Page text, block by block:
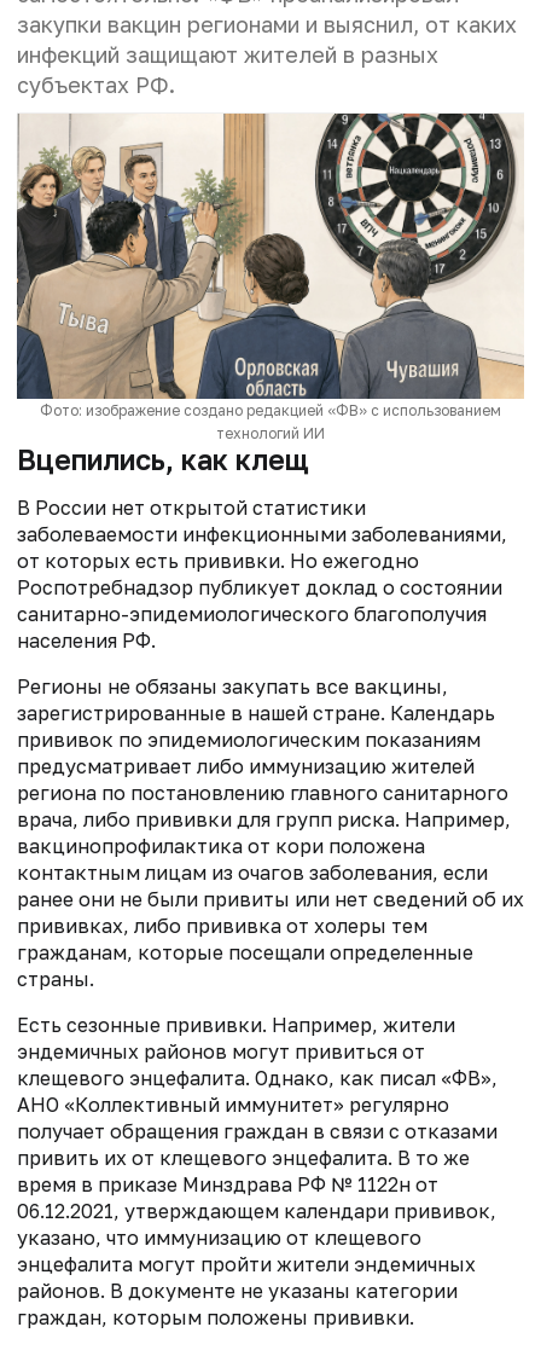
закупки вакцин регионами и выяснил, от каких
инфекций защищают жителей в разных
субъектах РФ.
Фото: изображение создано редакцией «ФВ» с использованием
технологий ИИ
Вцепились, как клещ
В России нет открытой статистики
заболеваемости инфекционными заболеваниями,
от которых есть прививки. Но ежегодно
Роспотребнадзор публикует доклад о состоянии
санитарно-эпидемиологического благополучия
населения РФ.
Регионы не обязаны закупать все вакцины,
зарегистрированные в нашей стране. Календарь
прививок по эпидемиологическим показаниям
предусматривает либо иммунизацию жителей
региона по постановлению главного санитарного
врача, либо прививки для групп риска. Например,
вакцинопрофилактика от кори положена
контактным лицам из очагов заболевания, если
ранее они не были привиты или нет сведений об их
прививках, либо прививка от холеры тем
гражданам, которые посещали определенные
страны.
Есть сезонные прививки. Например, жители
эндемичных районов могут привиться от
клещевого энцефалита. Однако, как писал «ФВ»,
АНО «Коллективный иммунитет» регулярно
получает обращения граждан в связи с отказами
привить их от клещевого энцефалита. В то же
время в приказе Минздрава РФ № 1122н от
06.12.2021, утверждающем календари прививок,
указано, что иммунизацию от клещевого
энцефалита могут пройти жители эндемичных
районов. В документе не указаны категории
граждан, которым положены прививки.